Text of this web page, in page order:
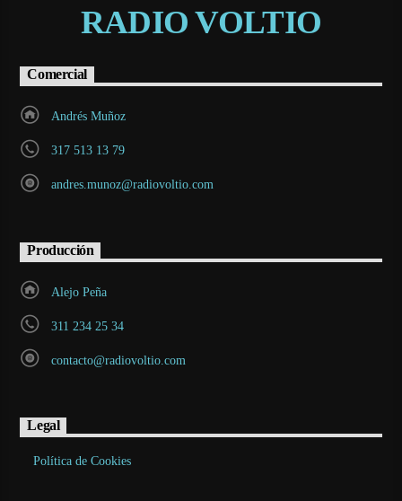
RADIO VOLTIO
Comercial
Andrés Muñoz
317 513 13 79
andres.munoz@radiovoltio.com
Producción
Alejo Peña
311 234 25 34
contacto@radiovoltio.com
Legal
Política de Cookies